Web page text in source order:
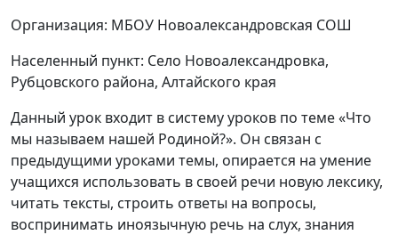
Организация: МБОУ Новоалександровская СОШ
Населенный пункт: Село Новоалександровка,
Рубцовского района, Алтайского края
Данный урок входит в систему уроков по теме «Что
мы называем нашей Родиной?». Он связан с
предыдущими уроками темы, опирается на умение
учащихся использовать в своей речи новую лексику,
читать тексты, строить ответы на вопросы,
воспринимать иноязычную речь на слух, знания